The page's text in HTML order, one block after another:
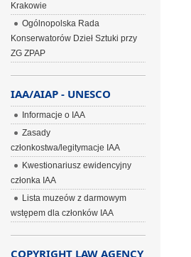
Krakowie
Ogólnopolska Rada
Konserwatorów Dzieł Sztuki przy
ZG ZPAP
IAA/AIAP - UNESCO
Informacje o IAA
Zasady
członkostwa/legitymacje IAA
Kwestionariusz ewidencyjny
członka IAA
Lista muzeów z darmowym
wstępem dla członków IAA
COPYRIGHT LAW AGENCY